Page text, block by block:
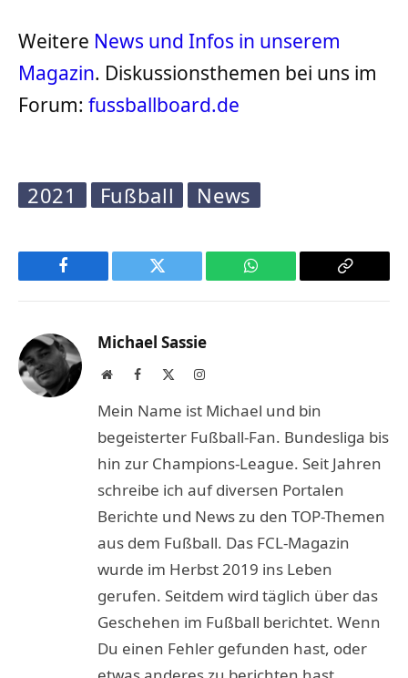
Weitere News und Infos in unserem
Magazin. Diskussionsthemen bei uns im
Forum: fussballboard.de
2021 Fußball News
Facebook Twitter WhatsApp
Copy
Michael Sassie
WebsiteFacebook Instagram
Mein Name ist Michael und bin
begeisterter Fußball-Fan. Bundesliga bis
hin zur Champions-League. Seit Jahren
schreibe ich auf diversen Portalen
Berichte und News zu den TOP-Themen
aus dem Fußball. Das FCL-Magazin
wurde im Herbst 2019 ins Leben
gerufen. Seitdem wird täglich über das
Geschehen im Fußball berichtet. Wenn
Du einen Fehler gefunden hast, oder